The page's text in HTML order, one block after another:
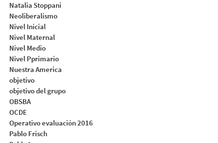
Natalia Stoppani
Neoliberalismo
Nivel Inicial
Nivel Maternal
Nivel Medio
Nivel Pprimario
Nuestra America
objetivo
objetivo del grupo
OBSBA
OCDE
Operativo evaluación 2016
Pablo Frisch